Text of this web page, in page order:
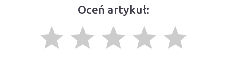
Oceń artykuł:
grade grade grade grade grade